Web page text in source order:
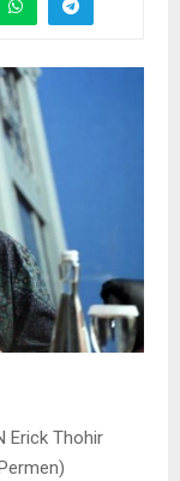
Erick Thohir